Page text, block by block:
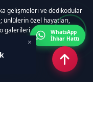
×
gelişmeleri ve dedikodular
ünlülerin özel hayatları,
galerileri, resmi ilanlar, e-
WhatsApp
İhbar Hattı